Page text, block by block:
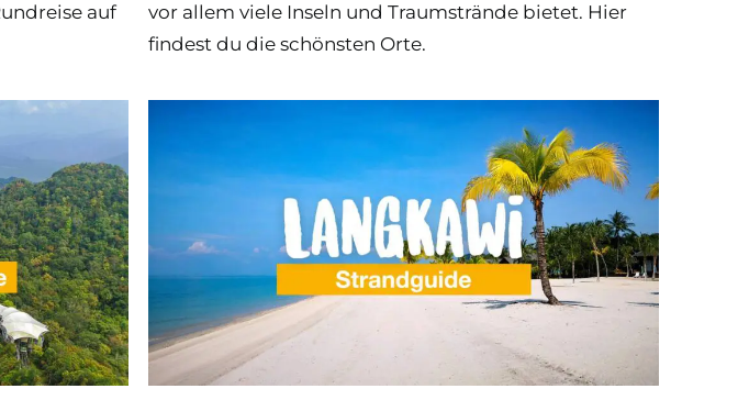
auf
vor allem viele Inseln und Traumstrände bietet. Hier
findest du die schönsten Orte.